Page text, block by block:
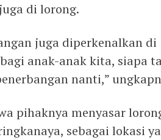
di lorong.
juga diperkenalkan di
anak-anak kita, siapa
nanti,”
pihaknya menyasar
sebagai lokasi